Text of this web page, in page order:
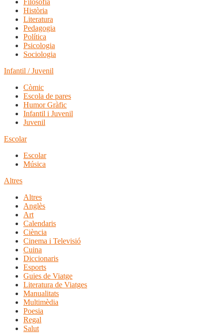
Filosofia
Història
Literatura
Pedagogia
Política
Psicologia
Sociologia
Infantil / Juvenil
Còmic
Escola de pares
Humor Gràfic
Infantil i Juvenil
Juvenil
Escolar
Escolar
Música
Altres
Altres
Anglès
Art
Calendaris
Ciència
Cinema i Televisió
Cuina
Diccionaris
Esports
Guies de Viatge
Literatura de Viatges
Manualitats
Multimèdia
Poesia
Regal
Salut